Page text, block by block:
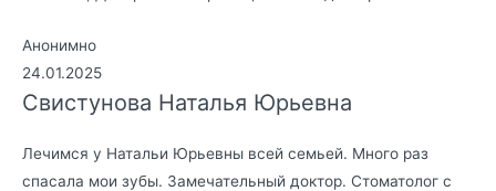
Анонимно
24.01.2025
Свистунова Наталья Юрьевна
Лечимся у Натальи Юрьевны всей семьей. Много раз
спасала мои зубы. Замечательный доктор. Стоматолог с